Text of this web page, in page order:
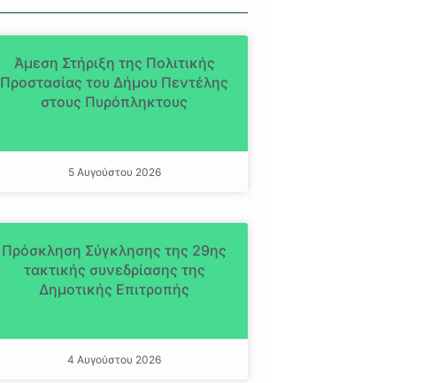
Άμεση Στήριξη της Πολιτικής
Προστασίας του Δήμου Πεντέλης
στους Πυρόπληκτους
5 Αυγούστου 2026
Πρόσκληση Σύγκλησης της 29ης
τακτικής συνεδρίασης της
Δημοτικής Επιτροπής
4 Αυγούστου 2026